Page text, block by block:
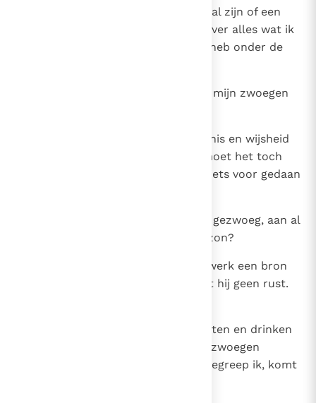
En wie weet of hij een wijs man zal zijn of een
dwaas? Toch zal hij beschikken over alles wat ik
met wijsheid bij elkaar gebracht heb onder de
Ik zag geen enkele zin meer in al mijn zwoegen
Want heeft iemand door zijn kennis en wijsheid
moeizaam iets gepresteerd, hij moet het toch
overlaten aan een ander die er niets voor gedaan
Wat heeft een mens dan aan zijn gezwoeg, aan al
zijn zorgen en tobben onder de zon?
Zijn leven is een lijdensweg, zijn werk een bron
van ellende. Zelfs ' s nachts vindt hij geen rust.
Het beste voor de mens is nog: eten en drinken
en genieten van wat hij met veel zwoegen
bereikt heeft. Want ook dat, zo begreep ik, komt